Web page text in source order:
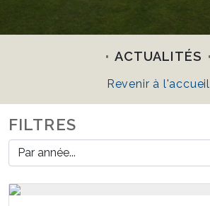
ACTUALITÉS
Revenir à l'accueil
FILTRES